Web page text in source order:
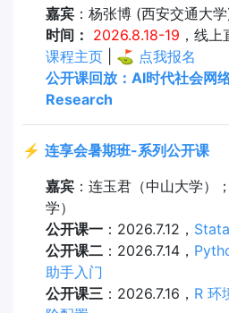
嘉宾：杨张博 (西安交通大学
时间： 2026.8.18-19 ，线上
课程主页| ⛳ 点我报名
公开课回放：AI时代社会网
Research
⚡ 连享会暑期班-系列公开课
嘉宾：连玉君（中山大学）
学）
公开课一：2026.7.12，
公开课二：2026.7.14，
助手入门
公开课三 ：2026.7.16， R 环